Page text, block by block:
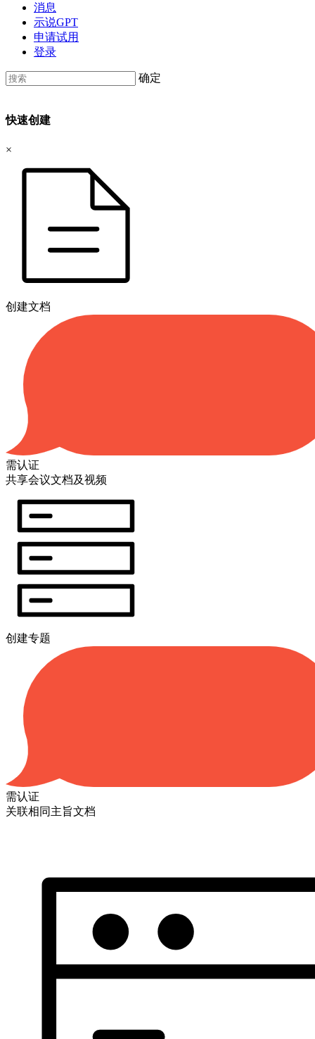
消息
示说GPT
申请试用
登录
确定
快速创建
×
创建文档
需认证
共享会议文档及视频
创建专题
需认证
关联相同主旨文档